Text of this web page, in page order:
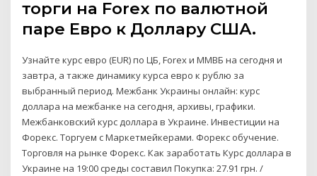
торги на Forex по валютной
паре Евро к Доллару США.
Узнайте курс евро (EUR) по ЦБ, Forex и ММВБ на сегодня и
завтра, а также динамику курса евро к рублю за
выбранный период. Межбанк Украины онлайн: курс
доллара на межбанке на сегодня, архивы, графики.
Межбанковский курс доллара в Украине. Инвестиции на
Форекс. Торгуем с Маркетмейкерами. Форекс обучение.
Торговля на рынке Форекс. Как заработать Курс доллара в
Украине на 19:00 среды составил Покупка: 27.91 грн. /